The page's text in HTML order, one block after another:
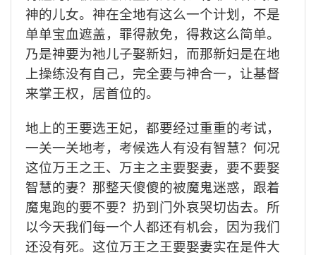
神的儿女。神在全地有这么一个计划，不是
单单宝血遮盖，罪得赦免，得救这么简单。
乃是神要为祂儿子娶新妇，而那新妇是在地
上操练没有自己，完全要与神合一，让基督
来掌王权，居首位的。
地上的王要选王妃，都要经过重重的考试，
一关一关地考，考候选人有没有智慧？何况
这位万王之王、万主之主要娶妻，要不要娶
智慧的妻？那整天傻傻的被魔鬼迷惑，跟着
魔鬼跑的要不要？扔到门外哀哭切齿去。所
以今天我们每一个人都还有机会，因为我们
还没有死。这位万王之王要娶妻实在是件大